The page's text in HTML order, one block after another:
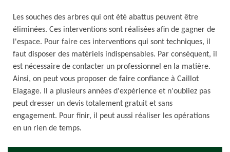
Les souches des arbres qui ont été abattus peuvent être
éliminées. Ces interventions sont réalisées afin de gagner de
l'espace. Pour faire ces interventions qui sont techniques, il
faut disposer des matériels indispensables. Par conséquent, il
est nécessaire de contacter un professionnel en la matière.
Ainsi, on peut vous proposer de faire confiance à Caillot
Elagage. Il a plusieurs années d'expérience et n'oubliez pas
peut dresser un devis totalement gratuit et sans
engagement. Pour finir, il peut aussi réaliser les opérations
en un rien de temps.